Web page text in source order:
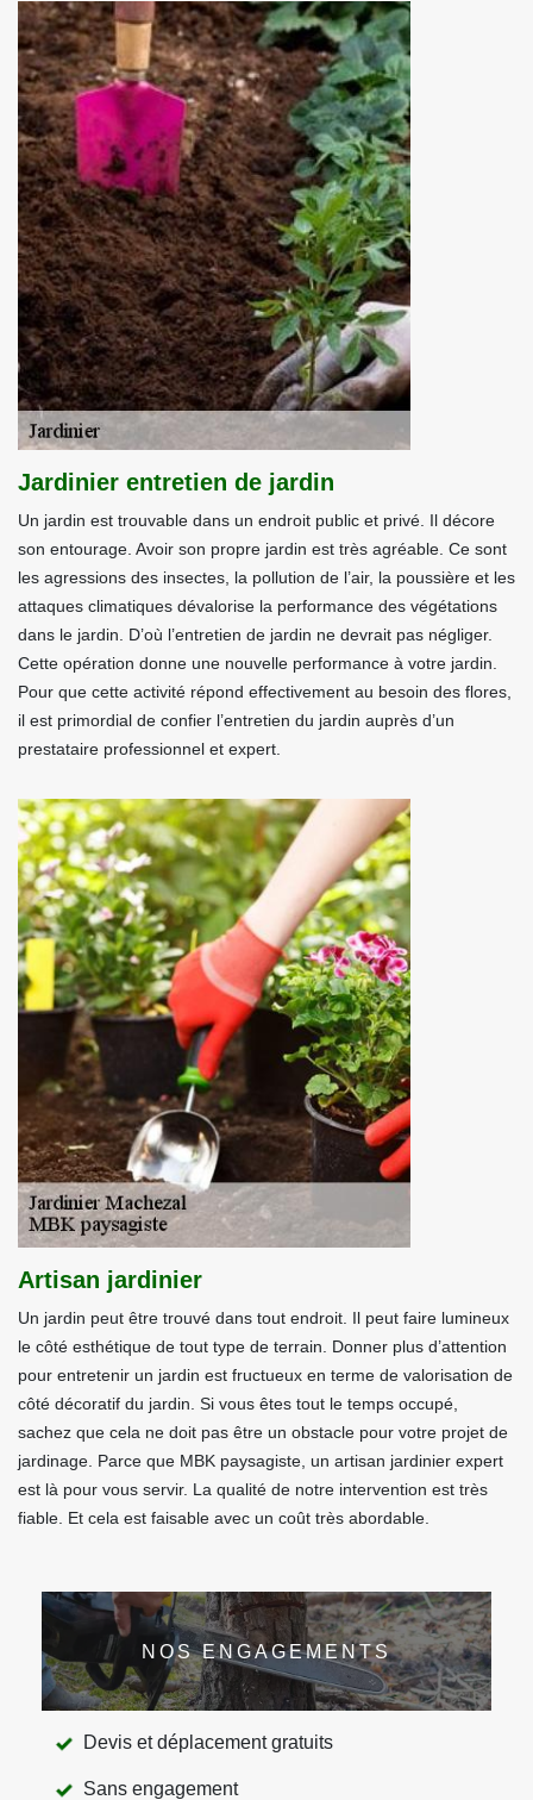
Jardinier entretien de jardin
Un jardin est trouvable dans un endroit public et privé. Il décore
son entourage. Avoir son propre jardin est très agréable. Ce sont
les agressions des insectes, la pollution de l’air, la poussière et les
attaques climatiques dévalorise la performance des végétations
dans le jardin. D’où l’entretien de jardin ne devrait pas négliger.
Cette opération donne une nouvelle performance à votre jardin.
Pour que cette activité répond effectivement au besoin des flores,
il est primordial de confier l’entretien du jardin auprès d’un
prestataire professionnel et expert.
Artisan jardinier
Un jardin peut être trouvé dans tout endroit. Il peut faire lumineux
le côté esthétique de tout type de terrain. Donner plus d’attention
pour entretenir un jardin est fructueux en terme de valorisation de
côté décoratif du jardin. Si vous êtes tout le temps occupé,
sachez que cela ne doit pas être un obstacle pour votre projet de
jardinage. Parce que MBK paysagiste, un artisan jardinier expert
est là pour vous servir. La qualité de notre intervention est très
fiable. Et cela est faisable avec un coût très abordable.
NOS ENGAGEMENTS
Devis et déplacement gratuits
Sans engagement